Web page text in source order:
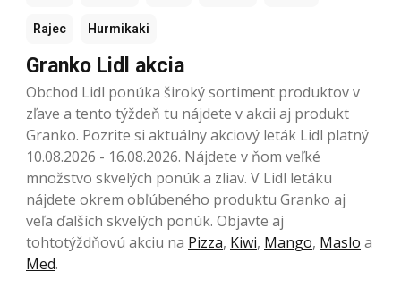
Rajec Hurmikaki
Granko Lidl akcia
Obchod Lidl ponúka široký sortiment produktov v
zľave a tento týždeň tu nájdete v akcii aj produkt
Granko. Pozrite si aktuálny akciový leták Lidl platný
10.08.2026 - 16.08.2026. Nájdete v ňom veľké
množstvo skvelých ponúk a zliav. V Lidl letáku
nájdete okrem obľúbeného produktu Granko aj
veľa ďalších skvelých ponúk. Objavte aj
tohtotýždňovú akciu na Pizza, Kiwi, Mango, Maslo a
Med.